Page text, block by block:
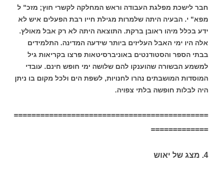
חבר לישכת מפלגת העבודה וראש המחלקה לקשרי חוץ; מזכ" ל
מפא" י. הבעיה היתה שלמרות מגילת חייו רבת הפעלים איש לא
ידע בכלל מיהו ראובן ברקת. התוצאה היתה לא רק אבל מאולץ.
אלה היו ימי האבל העליזים ביותר שידעה המדינה. התלמידים
בבתי הספר והסטודנטים באוניברסיטאות פרצו בקריאות גיל
למשמע הבשורה שהוענקו להם שלושה ימי חופש חינם. עובדי
המוסדות המושבתים נהרו לחנויות, לשפת הים ולכל מקום בו ניתן
היה לבלות חופשה בלתי צפויה.
============================================
=============